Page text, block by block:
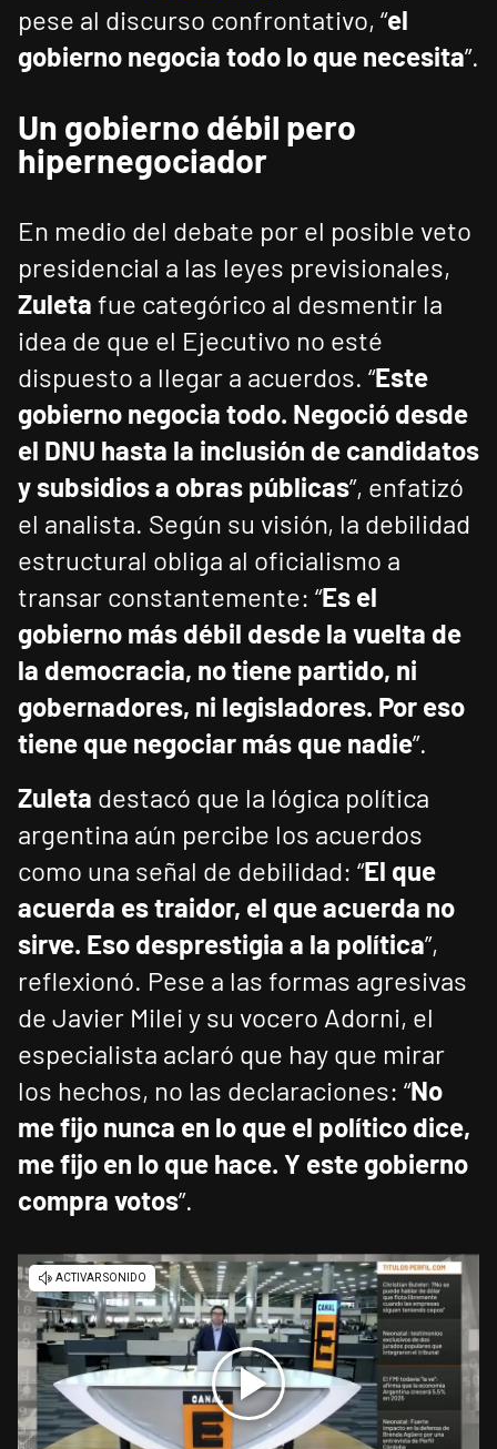
pese al discurso confrontativo, “el
gobierno negocia todo lo que necesita”.
Un gobierno débil pero
hipernegociador
En medio del debate por el posible veto
presidencial a las leyes previsionales,
Zuleta fue categórico al desmentir la
idea de que el Ejecutivo no esté
dispuesto a llegar a acuerdos. “Este
gobierno negocia todo. Negoció desde
el DNU hasta la inclusión de candidatos
y subsidios a obras públicas”, enfatizó
el analista. Según su visión, la debilidad
estructural obliga al oficialismo a
transar constantemente: “Es el
gobierno más débil desde la vuelta de
la democracia, no tiene partido, ni
gobernadores, ni legisladores. Por eso
tiene que negociar más que nadie”.
Zuleta destacó que la lógica política
argentina aún percibe los acuerdos
como una señal de debilidad: “El que
acuerda es traidor, el que acuerda no
sirve. Eso desprestigia a la política”,
reflexionó. Pese a las formas agresivas
de Javier Milei y su vocero Adorni, el
especialista aclaró que hay que mirar
los hechos, no las declaraciones: “No
me fijo nunca en lo que el político dice,
me fijo en lo que hace. Y este gobierno
compra votos”.